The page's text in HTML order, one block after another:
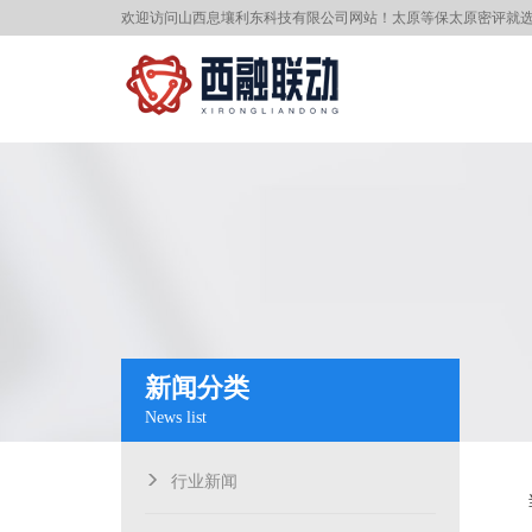
欢迎访问 山西息壤利东科技有限公司 网站！ 太原等保太原密评就
新闻分类
News list
行业新闻